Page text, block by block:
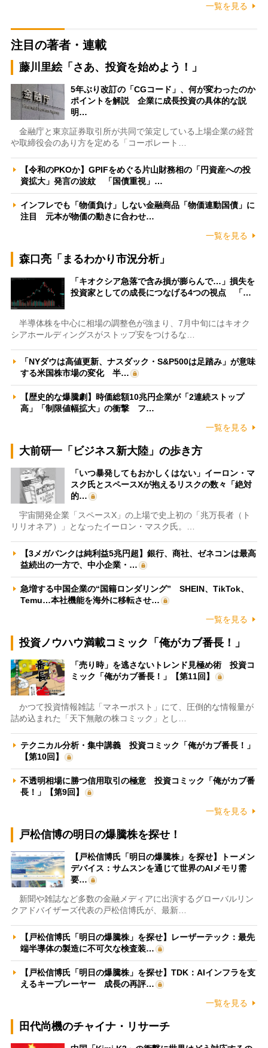
一覧を見る
注目の著者・連載
藤川里絵「さあ、投資を始めよう！」
5年ぶり改訂の「CGコード」、何が変わったのか
ポイントを解説 企業に成長投資の具体的な説
明…
金融庁と東京証券取引所が共同で策定している上場企業の経営
や取締役会のあり方を定める「コーポレート…
【令和のPKOか】GPIFをめぐる片山財務相の「円資産への投
資拡大」発言の波紋 「国債重視」…
インフレでも「物価負け」しない金融商品「物価連動国債」に
注目 元本が物価の動きに合わせ…
一覧を見る
森口亮「まるわかり市況分析」
「キオクシア急落で含み損が膨らんで…」損失を
投資家としての成長につなげる4つの視点 「…
半導体株を中心に相場の調整色が強まり、7月中旬にはキオク
シアホールディングスがストップ安をつけるな…
「NYダウは高値更新、ナスダック・S&P500は足踏み」が意味
する米国株市場の変化 半…
【歴史的な爆騰劇】時価総額10兆円企業が「2連続ストップ
高」「制限値幅拡大」の衝撃 フ…
一覧を見る
大前研一「ビジネス新大陸」の歩き方
「いつ暴発してもおかしくはない」イーロン・マ
スク氏とスペースXが抱えるリスクの数々「絶対
的…
宇宙開発企業「スペースX」の上場で史上初の「兆万長者（ト
リリオネア）」となったイーロン・マスク氏。…
【3メガバンクは純利益5兆円超】銀行、商社、ゼネコンは最高
益続出の一方で、中小企業・…
急増する中国企業の“国籍ロンダリング” SHEIN、TikTok、
Temu…本社機能を海外に移転させ…
一覧を見る
投資ノウハウ満載コミック「俺がカブ番長！」
「売り時」を逃さないトレンド見極め術 投資コ
ミック「俺がカブ番長！」【第11回】
かつて投資情報雑誌「マネーポスト」にて、圧倒的な情報量が
詰め込まれた「天下無敵の株コミック」とし…
テクニカル分析・集中講義 投資コミック「俺がカブ番長！」
【第10回】
不透明相場に勝つ信用取引の極意 投資コミック「俺がカブ番
長！」【第9回】
一覧を見る
戸松信博の明日の爆騰株を探せ！
【戸松信博氏「明日の爆騰株」を探せ】トーメン
デバイス：サムスンを通じて世界のAIメモリ需
要…
新聞や雑誌など多数の金融メディアに出演するグローバルリン
クアドバイザーズ代表の戸松信博氏が、最新…
【戸松信博氏「明日の爆騰株」を探せ】レーザーテック：最先
端半導体の製造に不可欠な検査装…
【戸松信博氏「明日の爆騰株」を探せ】TDK：AIインフラを支
えるキープレーヤー 成長の再評…
一覧を見る
田代尚機のチャイナ・リサーチ